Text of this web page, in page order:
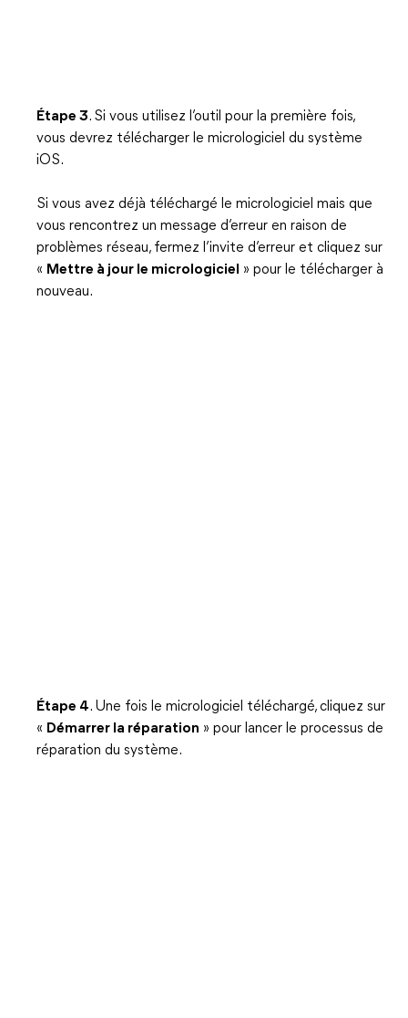
Étape 3. Si vous utilisez l’outil pour la première fois,
vous devrez télécharger le micrologiciel du système
iOS.
Si vous avez déjà téléchargé le micrologiciel mais que
vous rencontrez un message d’erreur en raison de
problèmes réseau, fermez l’invite d’erreur et cliquez sur
« Mettre à jour le micrologiciel
» pour le télécharger à
nouveau.
Étape 4. Une fois le micrologiciel téléchargé, cliquez sur
« Démarrer la réparation » pour lancer le processus de
réparation du système.